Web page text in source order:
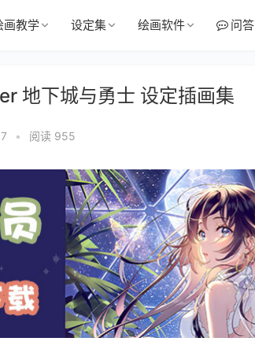
画教学 设定集 绘画软件 问答
地下城与勇士 设定插画集
• 阅读 955